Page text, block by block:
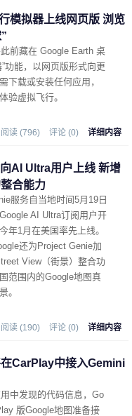
模拟器上线网页版 浏览
前藏在 Google Earth 桌
功能，以网页版形式向更
下载或安装任何应用，
验虚拟飞行。
阅读 (796) 评论 (0) 详细内容
AI Ultra用户上线 新增
合能力
服务自当地时间5月19日
AI Ultra订阅用户开
年1月在美国率先上线。
还为Project Genie加
View（街景）整合功
范围内的Google地图真
。
阅读 (190) 评论 (0) 详细内容
CarPlay中接入Gemini
中发现的代码信息，Go
版Google地图准备接